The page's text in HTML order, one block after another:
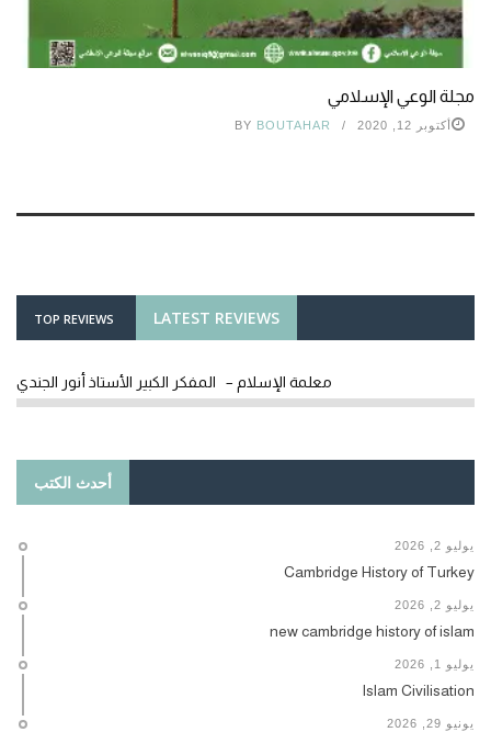
مجلة الوعي الإسلامي
أكتوبر 12, 2020 BY BOUTAHAR
LATEST REVIEWS
TOP REVIEWS
معلمة الإسلام – المفكر الكبير الأستاذ أنور الجندي
أحدث الكتب
يوليو 2, 2026
Cambridge History of Turkey
يوليو 2, 2026
new cambridge history of islam
يوليو 1, 2026
Islam Civilisation
يونيو 29, 2026